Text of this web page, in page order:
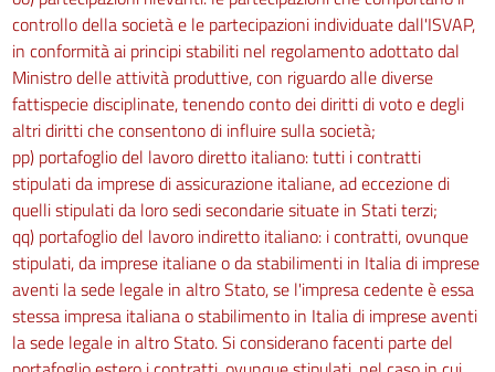
controllo della società e le partecipazioni individuate dall'ISVAP,
in conformità ai principi stabiliti nel regolamento adottato dal
Ministro delle attività produttive, con riguardo alle diverse
fattispecie disciplinate, tenendo conto dei diritti di voto e degli
altri diritti che consentono di influire sulla società;
pp) portafoglio del lavoro diretto italiano: tutti i contratti
stipulati da imprese di assicurazione italiane, ad eccezione di
quelli stipulati da loro sedi secondarie situate in Stati terzi;
qq) portafoglio del lavoro indiretto italiano: i contratti, ovunque
stipulati, da imprese italiane o da stabilimenti in Italia di imprese
aventi la sede legale in altro Stato, se l'impresa cedente è essa
stessa impresa italiana o stabilimento in Italia di imprese aventi
la sede legale in altro Stato. Si considerano facenti parte del